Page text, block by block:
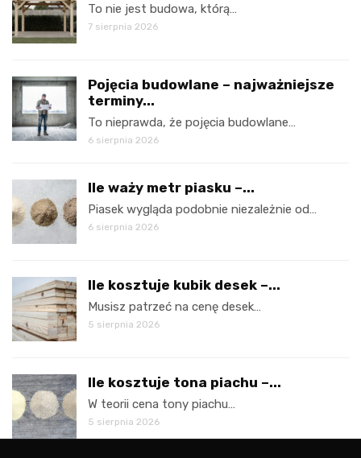
To nie jest budowa, którą…
7 sierpnia 2026
Pojęcia budowlane – najważniejsze
terminy...
To nieprawda, że pojęcia budowlane…
6 sierpnia 2026
Ile waży metr piasku –...
Piasek wygląda podobnie niezależnie od…
6 sierpnia 2026
Ile kosztuje kubik desek –...
Musisz patrzeć na cenę desek…
5 sierpnia 2026
Ile kosztuje tona piachu –...
W teorii cena tony piachu…
5 sierpnia 2026